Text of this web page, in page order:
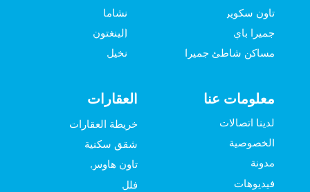
نشاما
إلينغتون
نخيل
تاون سكوير
جميرا باي
مساكن شاطئ جميرا
العقارات
خريطة العقارات
شقق سكنية
تاون هاوس
فلل
معلومات عنا
لدينا اتصالات
الخصوصية
مدونة
فيديوهات